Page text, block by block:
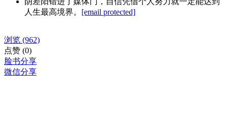
人生最高境界。 [email protected]
浏览 (962)
点赞 (0)
脸书分享
微信分享